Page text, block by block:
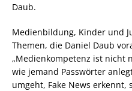
Daub.
Medienbildung, Kinder und
Themen, die Daniel Daub
„Medienkompetenz ist nicht
wie jemand Passwörter
umgeht, Fake News erkennt,